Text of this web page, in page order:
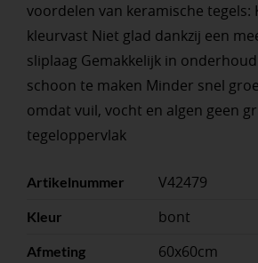
voordelen van keramische tegels:
kleurvast Niet glad dankzij een
sliplaag Gemakkelijk in
schoon te maken Minder snel
omdat vuil, vocht en algen geen
tegeloppervlak
Artikelnummer V42479
Kleur bont
Afmeting 60x60cm